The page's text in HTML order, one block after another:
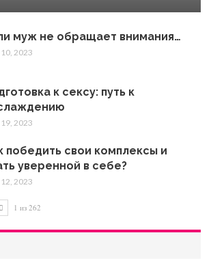
муж не обращает внимания…
2023
к сексу: путь к
2023
победить свои комплексы и
уверенной в себе?
2023
1 из 262